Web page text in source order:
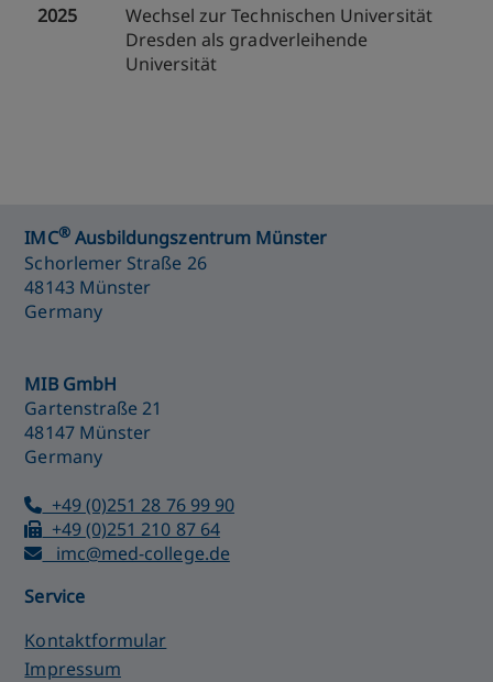
2025
Wechsel zur Technischen Universität
Dresden als gradverleihende
Universität
IMC®Ausbildungszentrum Münster
Schorlemer Straße 26
48143 Münster
Germany
MIB GmbH
Gartenstraße 21
48147 Münster
Germany
+49 (0)251 28 76 99 90
+49 (0)251 210 87 64
imc@med-college.de
Service
Kontaktformular
Impressum